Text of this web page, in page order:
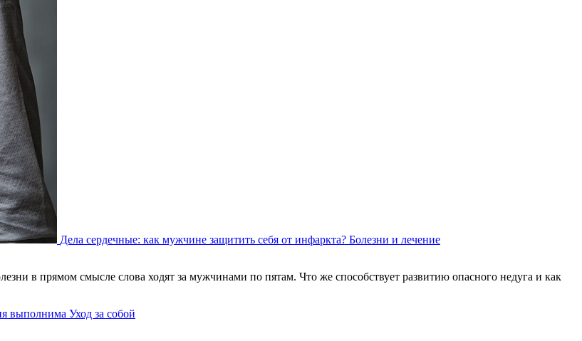
Дела сердечные: как мужчине защитить себя от инфаркта? Болезни и лечение
в прямом смысле слова ходят за мужчинами по пятам. Что же способствует развитию опасного недуга и как
выполнима Уход за собой